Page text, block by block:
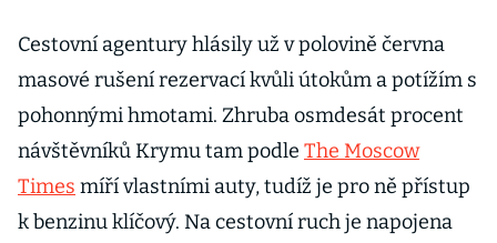
Cestovní agentury hlásily už v polovině června
masové rušení rezervací kvůli útokům a potížím s
pohonnými hmotami. Zhruba osmdesát procent
návštěvníků Krymu tam podle The Moscow
Times míří vlastními auty, tudíž je pro ně přístup
k benzinu klíčový. Na cestovní ruch je napojena